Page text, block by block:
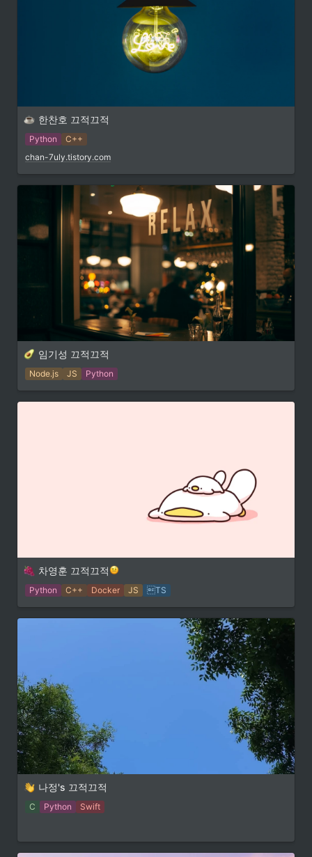
한찬호 끄적끄적
Python
C++
chan-7uly.tistory.com
임기성 끄적끄적
Node.js JS Python
차영훈 끄적끄적
Python C++ Docker JS TS
나정's 끄적끄적
C Python Swift